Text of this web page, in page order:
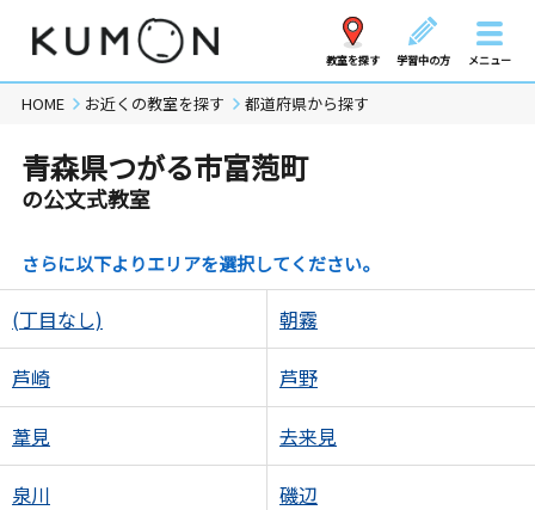
教室を探す 学習中の方 メニュー
HOME お近くの教室を探す 都道府県から探す
青森県つがる市富萢町
の公文式教室
さらに以下よりエリアを選択してください。
(丁目なし) 朝霧
芦崎 芦野
葦見 去来見
泉川 磯辺